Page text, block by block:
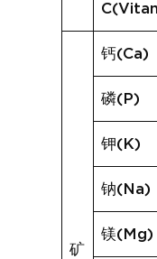
矿
钙(Ca)
磷(P)
钾(K)
钠(Na)
镁(Mg)